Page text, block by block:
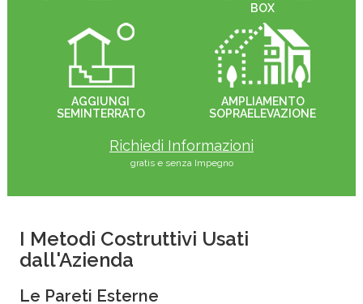
BOX
AGGIUNGI
SEMINTERRATO
AMPLIAMENTO
SOPRAELEVAZIONE
Richiedi Informazioni
gratis e senza Impegno
I Metodi Costruttivi Usati
dall'Azienda
Le Pareti Esterne